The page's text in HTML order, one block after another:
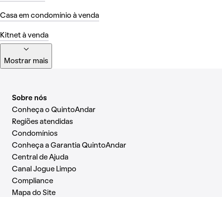
Casa em condomínio à venda
Kitnet à venda
Mostrar mais
Sobre nós
Conheça o QuintoAndar
Regiões atendidas
Condomínios
Conheça a Garantia QuintoAndar
Central de Ajuda
Canal Jogue Limpo
Compliance
Mapa do Site